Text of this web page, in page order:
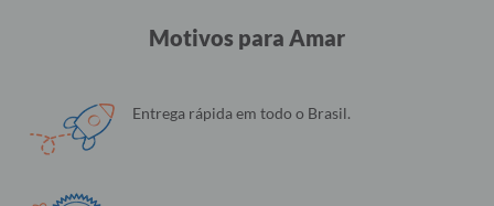
Motivos para Amar
Entrega rápida em todo o Brasil.